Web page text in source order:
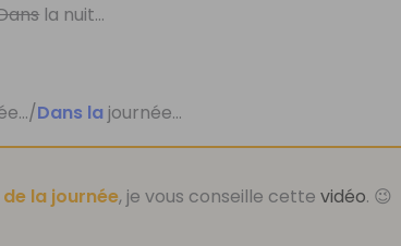
la nuit…
Dans la journée…
la journée, je vous conseille cettevidéo. 😉